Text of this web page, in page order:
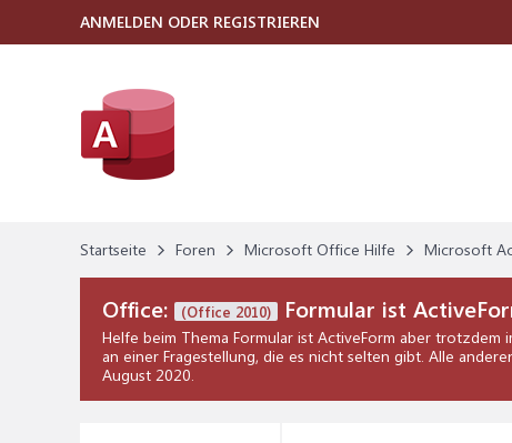
Startseite Foren Microsoft Office Hilfe Microsoft
Office: (Office 2010) Formular ist
Helfe beim Thema Formular ist ActiveForm aber trotzdem
an einer Fragestellung, die es nicht selten gibt. Alle
August 2020.
ANMELDEN ODER REGISTRIEREN